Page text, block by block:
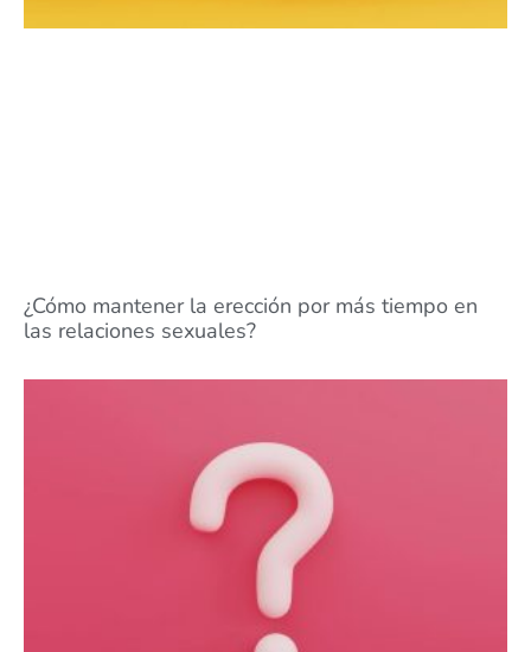
¿Cómo mantener la erección por más tiempo en
las relaciones sexuales?